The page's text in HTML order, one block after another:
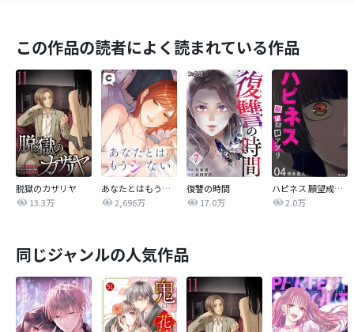
この作品の読者によく読まれている作品
脱獄のカザリヤ
13.3万
あなたとはもうシない
2,696万
復讐の時間
17.0万
ハピネス 願望成就アプリ
2.0万
同じジャンルの人気作品